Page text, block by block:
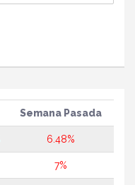
Semana Pasada
6.48%
7%